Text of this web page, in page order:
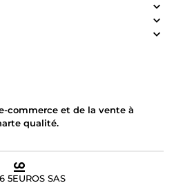
commerce et de la vente à
qualité.
5EUROS SAS